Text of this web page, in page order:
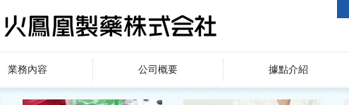
業務內容 公司概要 據點介紹